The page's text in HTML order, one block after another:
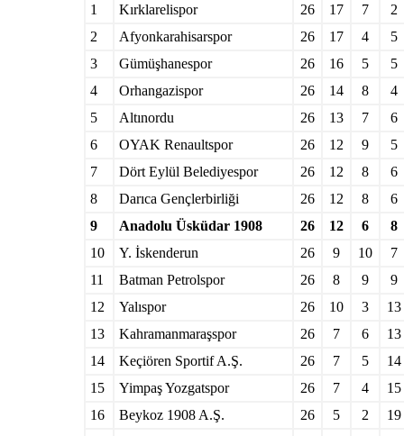
1
Kırklarelispor 26 17 7
2
2
Afyonkarahisarspor 26 17 4
5
3
Gümüşhanespor 26 16 5
5
4
Orhangazispor 26 14 8
4
5
Altınordu 26 13 7
6
6
OYAK Renaultspor 26 12 9
5
7
Dört Eylül Belediyespor 26 12 8
6
8
Darıca Gençlerbirliği 26 12 8
6
9
Anadolu Üsküdar 1908 26 12 6
8
10
Y. İskenderun 26 9 10
7
11
Batman Petrolspor 26 8 9
9
12
Yalıspor 26 10 3
13
13
Kahramanmaraşspor 26 7 6
13
14
Keçiören Sportif A.Ş. 26 7 5
14
15
Yimpaş Yozgatspor 26 7 4
15
16
Beykoz 1908 A.Ş. 26 5 2
19